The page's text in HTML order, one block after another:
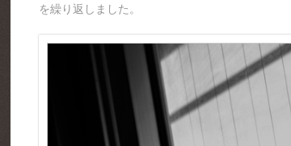
を繰り返しました。